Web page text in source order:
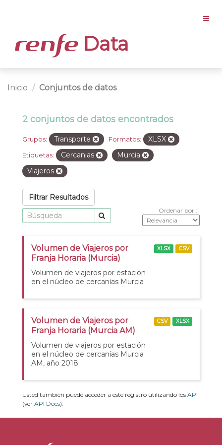
Data
Inicio Conjuntos de datos
2 conjuntos de datos encontrados
Grupos: Transporte Formatos: XLSX
Etiquetas: Cercanias
Murcia
Viajeros
Filtrar Resultados
Ordenar por
Volumen de Viajeros por
Franja Horaria (Murcia)
Volumen de viajeros por estación
en el núcleo de cercanías Murcia
XLSX CSV
Volumen de Viajeros por
Franja Horaria (Murcia AM)
Volumen de viajeros por estación
en el núcleo de cercanías Murcia
AM, año 2018
CSV XLSX
Usted también puede acceder a este registro utilizando los API
(ver API Docs).